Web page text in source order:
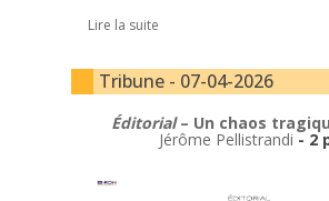
Lire la suite
Tribune - 07-04-2026
Éditorial– Un chaos
Jérôme Pellistrandi - 2